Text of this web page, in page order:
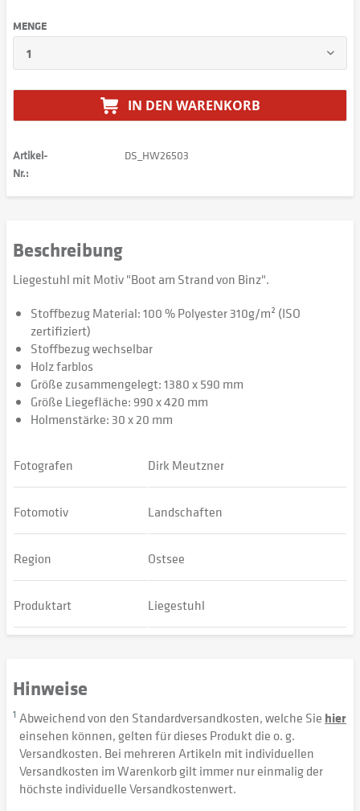
MENGE
IN DEN WARENKORB
Artikel-
Nr.:
DS_HW26503
Beschreibung
Liegestuhl mit Motiv "Boot am Strand von Binz".
Stoffbezug Material: 100 % Polyester 310g/m² (ISO
zertifiziert)
Stoffbezug wechselbar
Holz farblos
Größe zusammengelegt: 1380 x 590 mm
Größe Liegefläche: 990 x 420 mm
Holmenstärke: 30 x 20 mm
Fotografen Dirk Meutzner
Fotomotiv Landschaften
Region Ostsee
Produktart Liegestuhl
Hinweise
1 Abweichend von den Standardversandkosten, welche Sie hier
einsehen können, gelten für dieses Produkt die o. g.
Versandkosten. Bei mehreren Artikeln mit individuellen
Versandkosten im Warenkorb gilt immer nur einmalig der
höchste individuelle Versandkostenwert.